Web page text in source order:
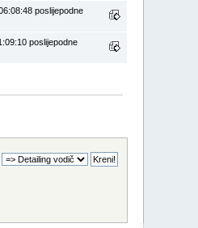
poslijepodne
poslijepodne